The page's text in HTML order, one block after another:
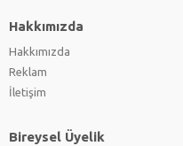
Hakkımızda
Hakkımızda
Reklam
İletişim
Bireysel Üyelik